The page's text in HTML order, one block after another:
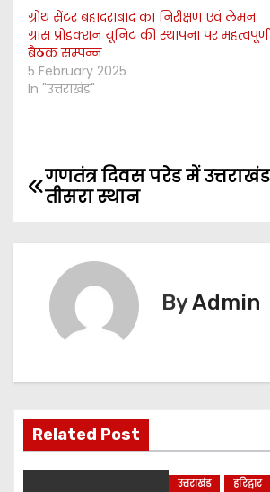
ग्रोथ सेंटर बहादराबाद का निरीक्षण एवं लेमन
ग्रास प्रोडक्शन यूनिट की स्थापना पर महत्वपूर्ण
बैठक सम्पन्न
5 February 2025
In "उत्तराखंड"
P
v
i
गणतंत्र दिवस परेड में
तीसरा स्थान
ByAdmin
Related Post
उत्तराखंड हरिद्वार